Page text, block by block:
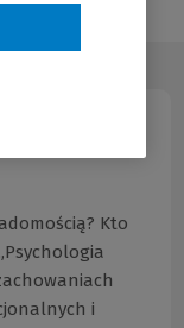
Kto
i